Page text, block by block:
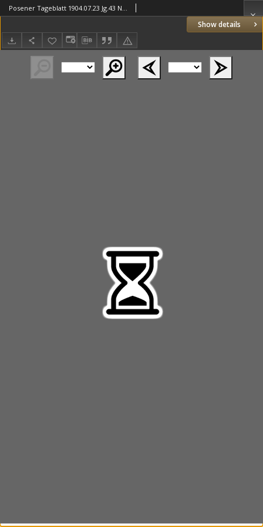
Show details
Posener Tageblatt 1904.07.23 Jg.43 Nr341